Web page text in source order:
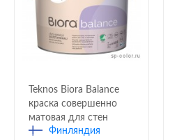
Teknos Biora Balance
краска совершенно
матовая для стен
Финляндия